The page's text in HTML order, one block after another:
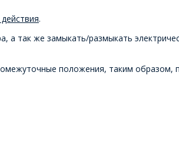
.
так же замыкать/размыкать
положения, таким